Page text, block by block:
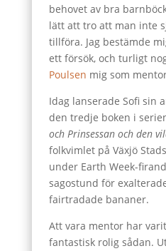
behovet av bra
lätt att tro att man inte
tillföra. Jag bestämde
ett försök, och turligt
Poulsen mig som
Idag lanserade Sofi sin
den tredje boken i
och Prinsessan och den
folkvimlet på Växjö
under Earth Week-
sagostund för
fairtradade bananer.
Att vara mentor har
fantastisk rolig sådan.